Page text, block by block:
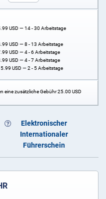
USD — 14 - 30 Arbeitstage
USD — 8 - 13 Arbeitstage
USD — 4 - 6 Arbeitstage
USD — 4 - 7 Arbeitstage
USD — 2 - 5 Arbeitstage
eine zusätzliche Gebühr25.00 USD
Elektronischer
Internationaler
Führerschein